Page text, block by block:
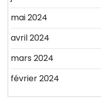
mai 2024
avril 2024
mars 2024
février 2024